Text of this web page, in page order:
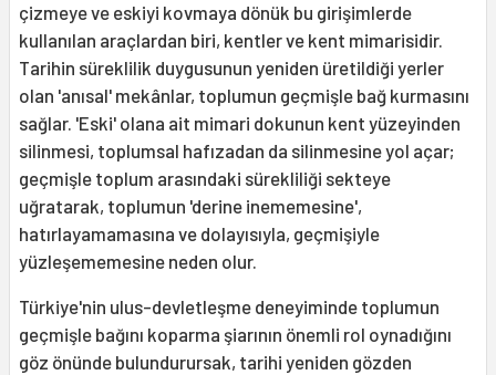
çizmeye ve eskiyi kovmaya dönük bu girişimlerde
kullanılan araçlardan biri, kentler ve kent mimarisidir.
Tarihin süreklilik duygusunun yeniden üretildiği yerler
olan 'anısal' mekânlar, toplumun geçmişle bağ kurmasını
sağlar. 'Eski' olana ait mimari dokunun kent yüzeyinden
silinmesi, toplumsal hafızadan da silinmesine yol açar;
geçmişle toplum arasındaki sürekliliği sekteye
uğratarak, toplumun 'derine inememesine',
hatırlayamamasına ve dolayısıyla, geçmişiyle
yüzleşememesine neden olur.
Türkiye'nin ulus-devletleşme deneyiminde toplumun
geçmişle bağını koparma şiarının önemli rol oynadığını
göz önünde bulundurursak, tarihi yeniden gözden